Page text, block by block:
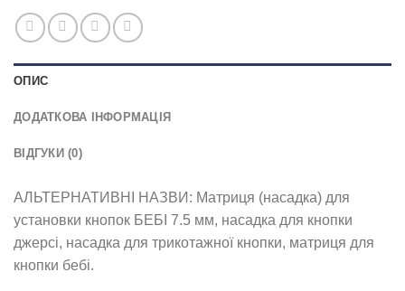
ОПИС
ДОДАТКОВА ІНФОРМАЦІЯ
ВІДГУКИ (0)
АЛЬТЕРНАТИВНІ НАЗВИ: Матриця (насадка) для
установки кнопок БЕБІ 7.5 мм, насадка для кнопки
джерсі, насадка для трикотажної кнопки, матриця для
кнопки бебі.